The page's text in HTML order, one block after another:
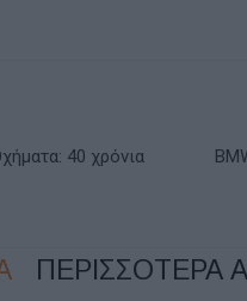
40 χρόνια
ΠΕΡΙΣΣΟΤΕΡΑ